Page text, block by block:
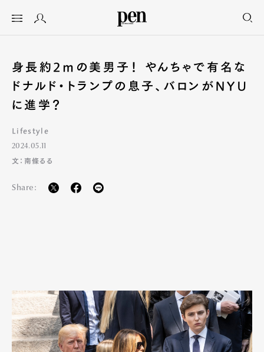
身長約2mの美男子！ やんちゃで有名な
ドナルド・トランプの息子、バロンがNYU
に進学？
Lifestyle
2024.05.11
文：南條るる
Share: